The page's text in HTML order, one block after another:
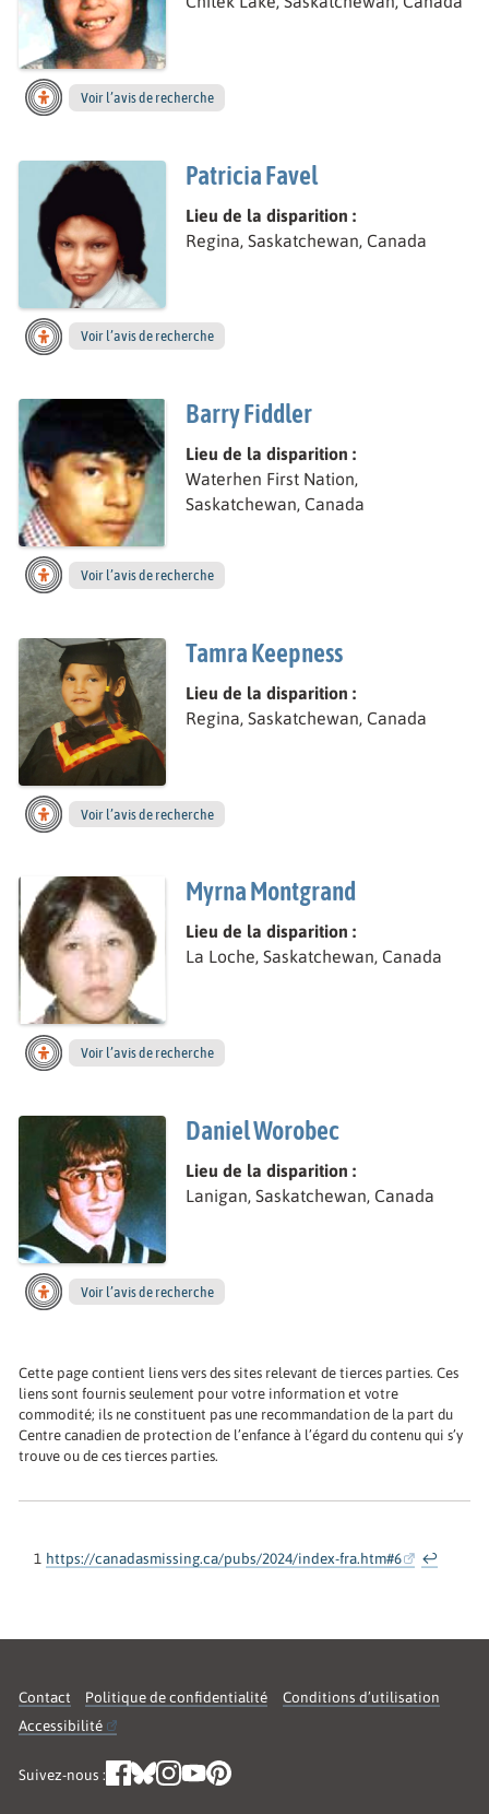
Voir l’avis de recherche
Patricia Favel
Lieu de la disparition :
Regina, Saskatchewan, Canada
Voir l’avis de recherche
Barry Fiddler
Lieu de la disparition :
Waterhen First Nation,
Saskatchewan, Canada
Voir l’avis de recherche
Tamra Keepness
Lieu de la disparition :
Regina, Saskatchewan, Canada
Voir l’avis de recherche
Myrna Montgrand
Lieu de la disparition :
La Loche, Saskatchewan, Canada
Voir l’avis de recherche
Daniel Worobec
Lieu de la disparition :
Lanigan, Saskatchewan, Canada
Voir l’avis de recherche
Cette page contient liens vers des sites relevant de tierces parties. Ces
liens sont fournis seulement pour votre information et votre
commodité; ils ne constituent pas une recommandation de la part du
Centre canadien de protection de l’enfance à l’égard du contenu qui s’y
trouve ou de ces tierces parties.
1 https://canadasmissing.ca/pubs/2024/index-fra.htm#6 ↩
Contact Politique de confidentialité
Conditions d’utilisation
Accessibilité
Suivez-nous :